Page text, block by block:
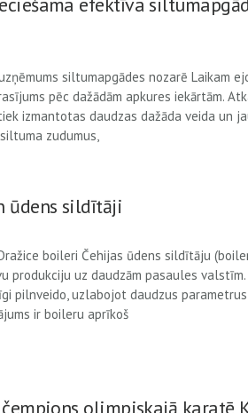
uzņēmums siltumapgādes nozarē Laikam
pēc dažādām apkures iekārtām.
izmantotas daudzas dažāda veida un
zudumus,
ūdens sildītāji
boileri Čehijas ūdens sildītāju
produkciju uz daudzām pasaules
pilnveido, uzlabojot daudzus
ir boileru aprīkoš
olimpiskajā karatē